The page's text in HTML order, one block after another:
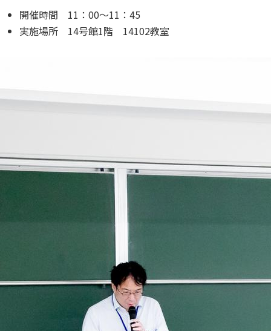
開催時間 11：00～11：45
実施場所 14号館1階 14102教室